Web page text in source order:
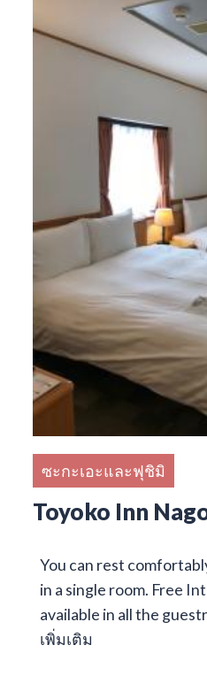
ซะกะเอะและฟุชิมิ
Toyoko Inn
You can rest
in a single room. Free
available in all the
เพิ่มเติม